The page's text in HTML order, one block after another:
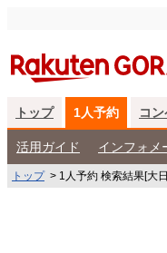
トップ 1人予約 コ
活用ガイド インフォメ
トップ> 1人予約 検索結果[大